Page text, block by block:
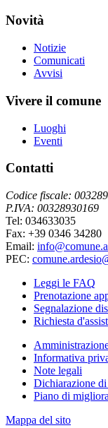
Novità
Notizie
Comunicati
Avvisi
Vivere il comune
Luoghi
Eventi
Contatti
Codice fiscale:
P.IVA: 00328930169
Tel: 034633035
Fax: +39 0346 34280
Email:
PEC:
Leggi le FAQ
Prenotazione
Segnalazione
Richiesta
Informativa
Note legali
Dichiarazione di
Piano di
Mappa del sito